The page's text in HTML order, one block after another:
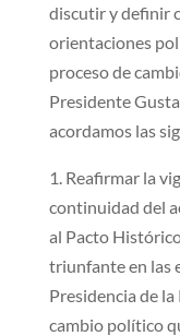
discutir y definir
orientaciones
proceso de
Presidente
acordamos las
1. Reafirmar la
continuidad del
al Pacto
triunfante en las
Presidencia de
cambio político